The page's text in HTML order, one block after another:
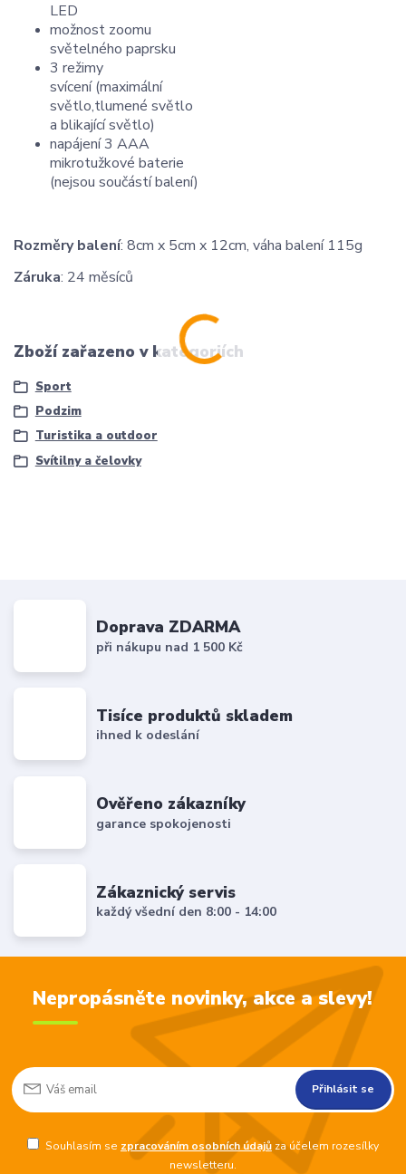
LED
možnost zoomu
světelného paprsku
3 režimy
svícení (maximální
světlo,tlumené světlo
a blikající světlo)
napájení 3 AAA
mikrotužkové baterie
(nejsou součástí balení)
Rozměry balení: 8cm x 5cm x 12cm, váha balení 115g
Záruka: 24 měsíců
Zboží zařazeno v kategoriích
Sport
Podzim
Turistika a outdoor
Svítilny a čelovky
Doprava ZDARMA
při nákupu nad 1 500 Kč
Tisíce produktů skladem
ihned k odeslání
Ověřeno zákazníky
garance spokojenosti
Zákaznický servis
každý všední den 8:00 - 14:00
Nepropásněte novinky, akce a slevy!
Přihlásit se
Souhlasím se zpracováním osobních údajůza účelem rozesílky
newsletteru.